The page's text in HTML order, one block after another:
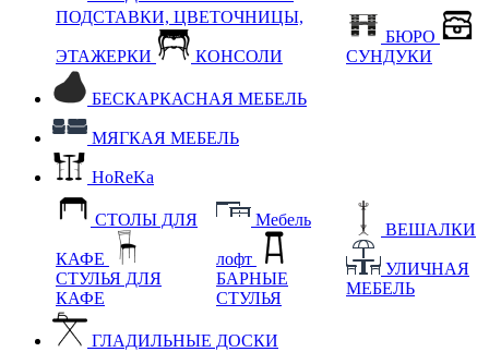
ПОДСТАВКИ, ЦВЕТОЧНИЦЫ,
ЭТАЖЕРКИ КОНСОЛИ
БЮРО
СУНДУКИ
БЕСКАРКАСНАЯ МЕБЕЛЬ
МЯГКАЯ МЕБЕЛЬ
HoReKa
СТОЛЫ ДЛЯ
КАФЕ
СТУЛЬЯ ДЛЯ
КАФЕ
Мебель
лофт
БАРНЫЕ
СТУЛЬЯ
ВЕШАЛКИ
УЛИЧНАЯ
МЕБЕЛЬ
ГЛАДИЛЬНЫЕ ДОСКИ